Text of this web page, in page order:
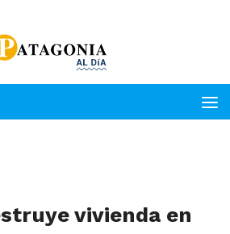
vivienda en